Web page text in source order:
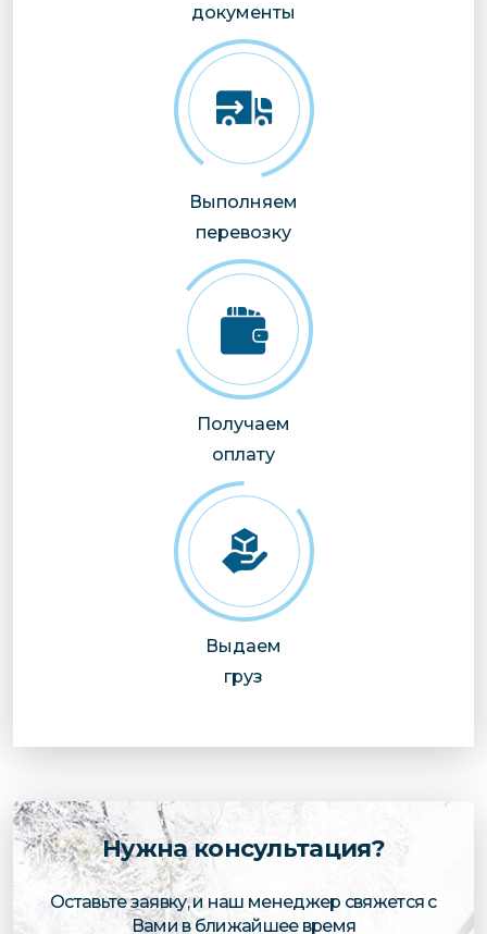
документы
Выполняем
перевозку
Получаем
оплату
Выдаем
груз
Нужна консультация?
Оставьте заявку, и наш менеджер свяжется с
Вами в ближайшее время